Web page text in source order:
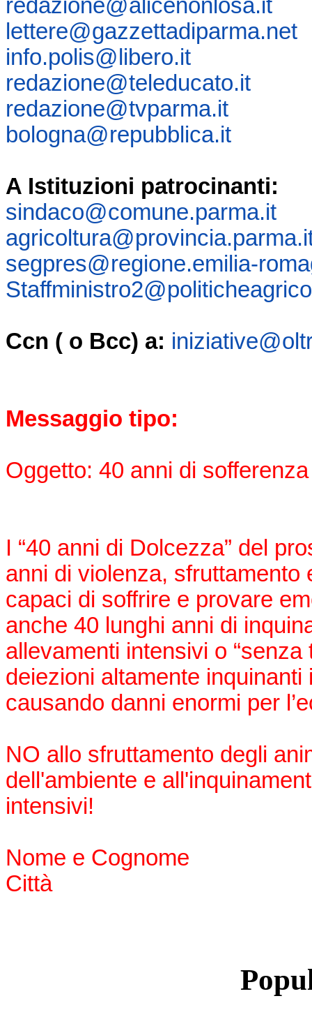
redazione@alicenonlosa.it
lettere@gazzettadiparma.net
info.polis@libero.it
redazione@teleducato.it
redazione@tvparma.it
bologna@repubblica.it
A Istituzioni patrocinanti:
sindaco@comune.parma.it
segpres@regione.emilia-
Ccn ( o Bcc) a:
Messaggio tipo:
Oggetto: 40 anni di sofferenza
I “40 anni di Dolcezza” del
anni di violenza,
capaci di soffrire e provare
anche 40 lunghi anni di
allevamenti intensivi o
deiezioni altamente
causando danni enormi per
NO allo sfruttamento degli
dell'ambiente e
intensivi!
Nome e Cognome
Città